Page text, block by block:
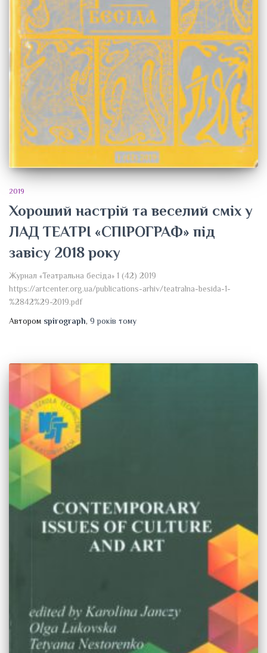
2019
Хороший настрій та веселий сміх у
ЛАД ТЕАТРІ «СПІРОГРАФ» під
завісу 2018 року
Журнал «Театральна бесіда» 1 (42) 2019
https://artcenter.org.ua/publications-arhiv/teatralna-besida-1-
%2842%29-2019.pdf
Автором spirograph, 9 років тому